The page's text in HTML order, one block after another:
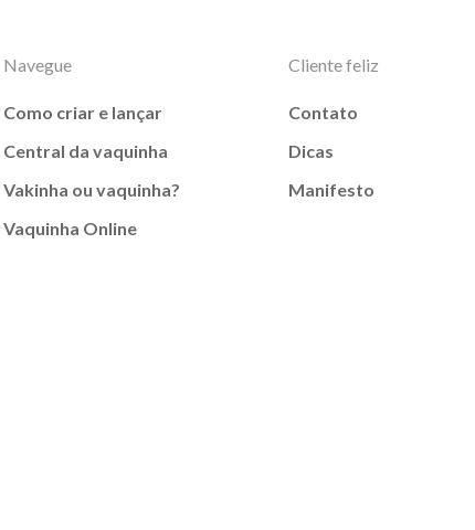
Navegue
Como criar e lançar
Central da vaquinha
Vakinha ou vaquinha?
Vaquinha Online
Cliente feliz
Contato
Dicas
Manifesto